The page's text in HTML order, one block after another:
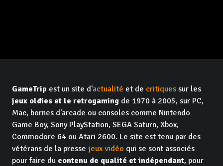
GameTrip est un site d'actualité et de critiques sur les
jeux oldies et le retrogaming de 1970 à 2005, sur PC,
Mac, bornes d'arcade ou consoles comme Nintendo
Game Boy, Sony PlayStation, SEGA Saturn, Xbox,
Commodore 64 ou Atari 2600. Le site est tenu par des
vétérans de la presse jeux vidéo qui se sont associés
pour faire du contenu de qualité et indépendant, pour